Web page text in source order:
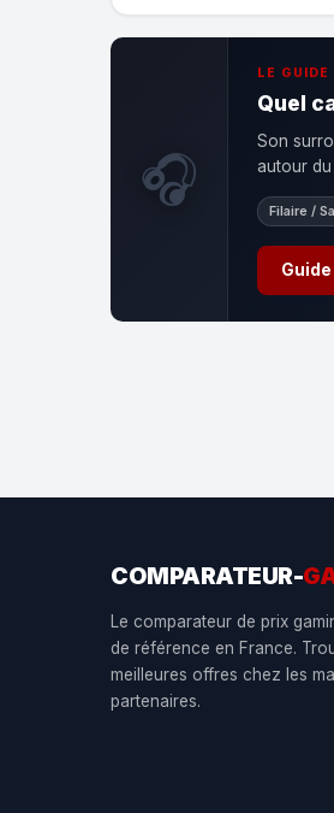
🎧
LE
Quel
Son
autour
Filaire /
COMPARATEUR-
Le comparateur de prix
de référence en France.
meilleures offres chez les
partenaires.